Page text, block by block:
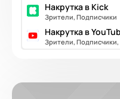
Накрутка в Kick
Зрители, Подписчики
Накрутка в
Зрители,